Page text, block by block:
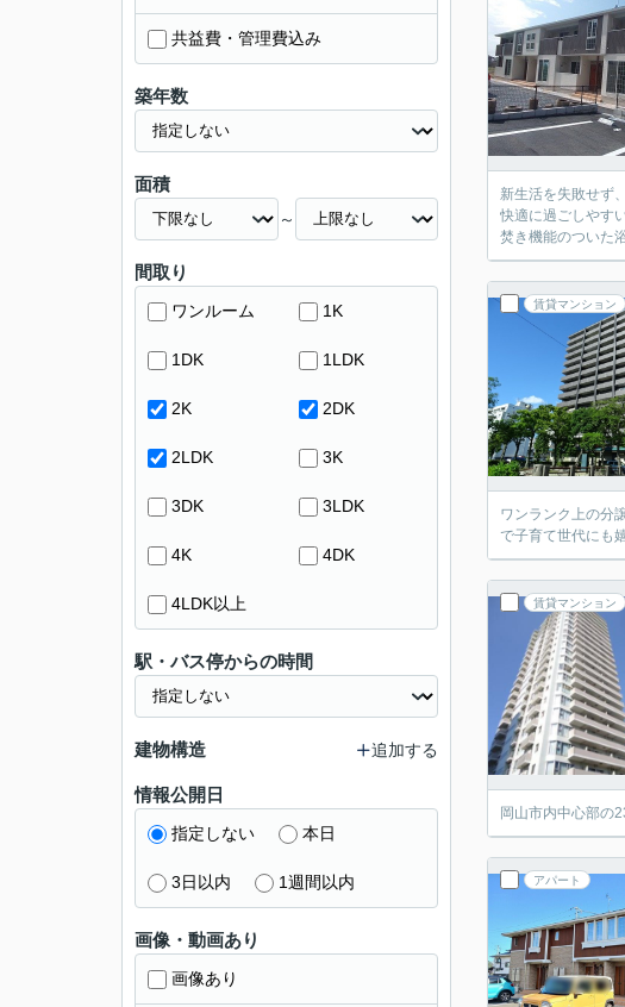
新生活を失敗せず
快適に過ごしやす
焚き機能のついた
賃貸マンション
ワンランク上の分
で子育て世代にも
賃貸マンション
岡山市内中心部の
アパート
共益費・管理費込み
築年数
面積
～
間取り
ワンルーム 1K
1DK 1LDK
2K 2DK
2LDK 3K
3DK 3LDK
4K 4DK
4LDK以上
駅・バス停からの時間
建物構造 追加する
情報公開日
指定しない 本日
3日以内 1週間以内
画像・動画あり
画像あり